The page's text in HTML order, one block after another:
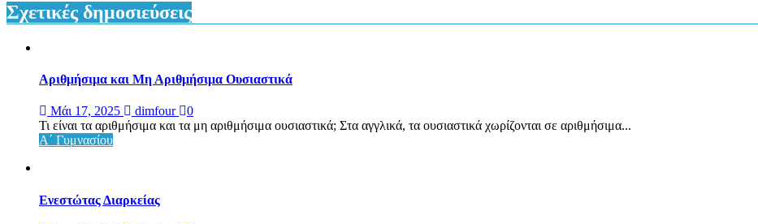
Σχετικές δημοσιεύσεις
Αριθμήσιμα και Μη Αριθμήσιμα Ουσιαστικά
Μάι 17, 2025 dimfour
0
Τι είναι τα αριθμήσιμα και τα μη αριθμήσιμα ουσιαστικά; Στα αγγλικά, τα ουσιαστικά χωρίζονται σε αριθμήσιμα...
Α΄ Γυμνασίου
Ενεστώτας Διαρκείας